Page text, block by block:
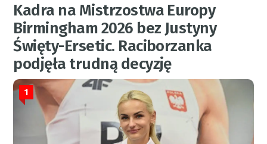
Kadra na Mistrzostwa Europy
Birmingham 2026 bez Justyny
Święty-Ersetic. Raciborzanka
podjęła trudną decyzję
1